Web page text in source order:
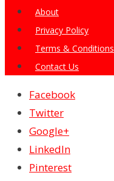
About
Privacy Policy
Terms & Conditions
Contact Us
Facebook
Twitter
Google+
LinkedIn
Pinterest